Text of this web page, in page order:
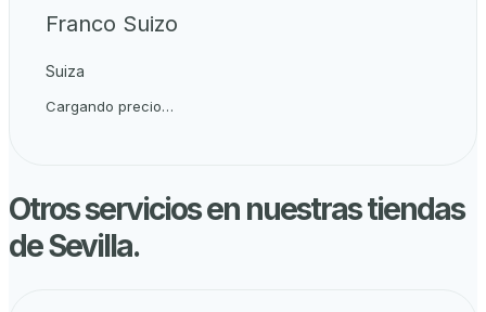
Franco Suizo
Suiza
Cargando precio…
Otros servicios en nuestras tiendas
deSevilla.